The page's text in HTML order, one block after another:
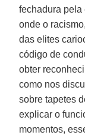
fechadura pela
onde o
das elites
código de
obter
como nos
sobre tapetes
explicar o
momentos,